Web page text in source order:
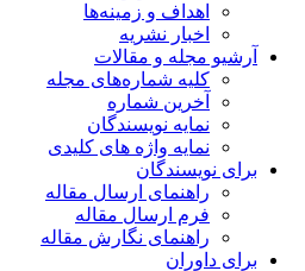
اهداف و زمینه‌ها
اخبار نشریه
آرشیو مجله و مقالات
کلیه شماره‌های مجله
آخرین شماره
نمایه نویسندگان
نمایه واژه های کلیدی
برای نویسندگان
راهنمای ارسال مقاله
فرم ارسال مقاله
راهنمای نگارش مقاله
برای داوران